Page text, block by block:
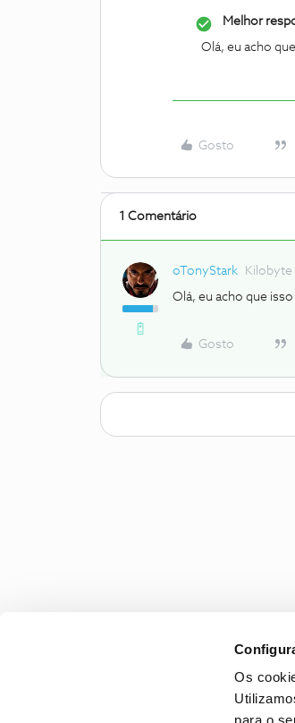
Os
Melhor
Olá, eu acho
Gosto
1 Comentário
oTonyStark Kilobyte
Olá, eu acho que
Gosto